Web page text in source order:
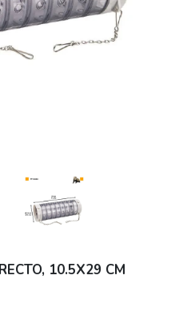
10.5X29 CM